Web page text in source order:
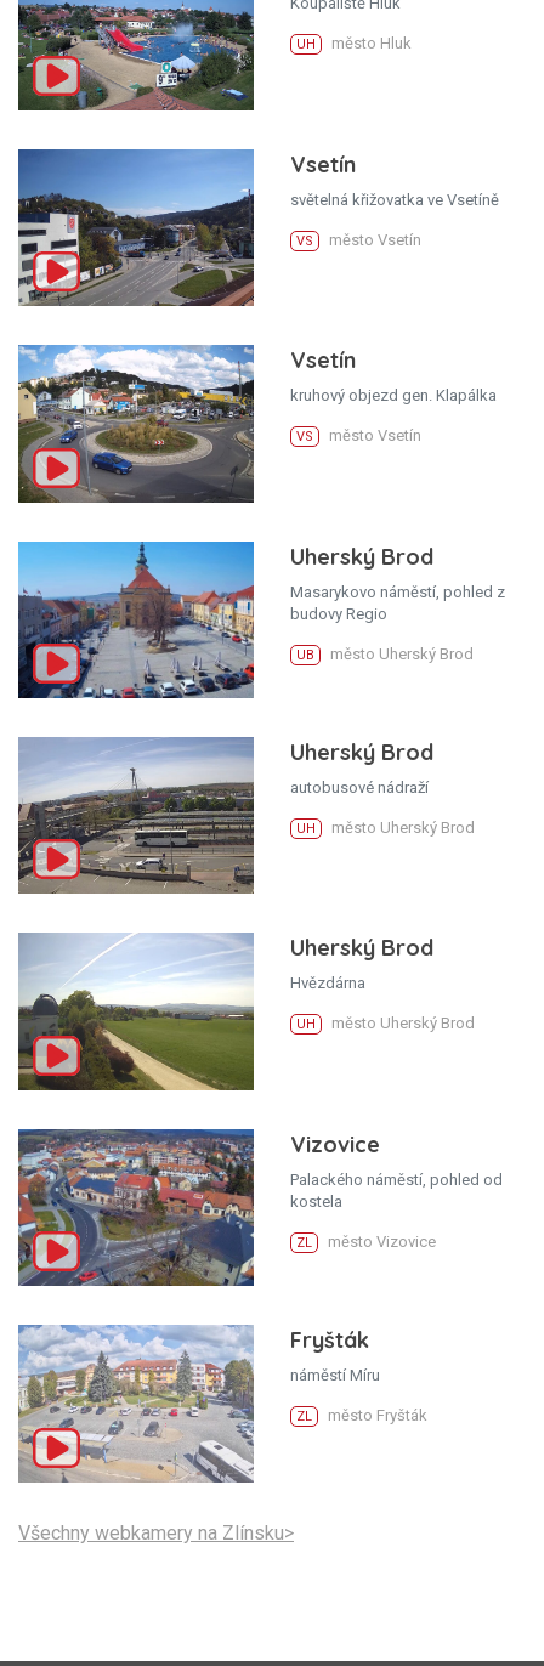
UH město Hluk
Vsetín
světelná křižovatka ve Vsetíně
VS město Vsetín
Vsetín
kruhový objezd gen. Klapálka
VS město Vsetín
Uherský Brod
Masarykovo náměstí, pohled z
budovy Regio
UB město Uherský Brod
Uherský Brod
autobusové nádraží
UH město Uherský Brod
Uherský Brod
Hvězdárna
UH město Uherský Brod
Vizovice
Palackého náměstí, pohled od
kostela
ZL město Vizovice
Fryšták
náměstí Míru
ZL město Fryšták
Všechny webkamery na Zlínsku>